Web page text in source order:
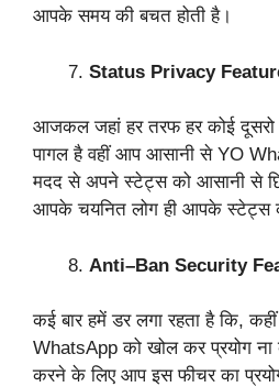
आपके समय की बचत होती है।
Status Privacy
आजकल जहां हर तरफ हर कोई
पागल है वहीं आप आसानी से YO
मदद से अपने स्टेट्स को आसानी से
आपके चयनित लोग ही आपके
Anti–Ban Security
कई बार हमें डर लगा रहता है कि,
WhatsApp को खोल कर प्रयोग
करने के लिए आप इस फीचर का